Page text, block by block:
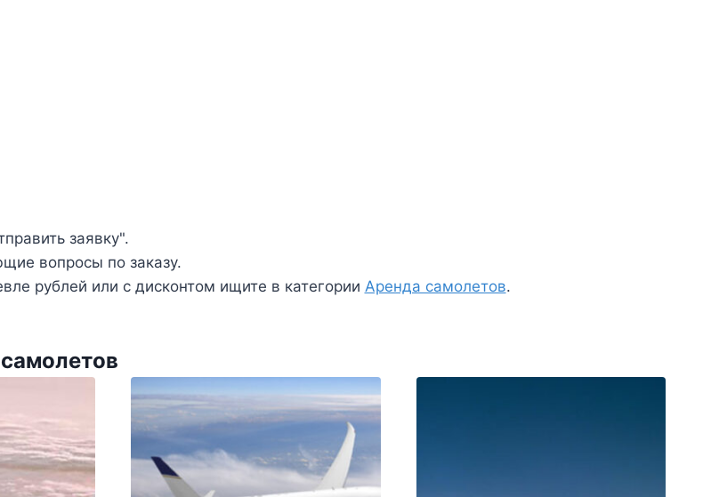
заявку".
вопросы по заказу.
рублей или с дисконтом ищите в категории Аренда самолетов.